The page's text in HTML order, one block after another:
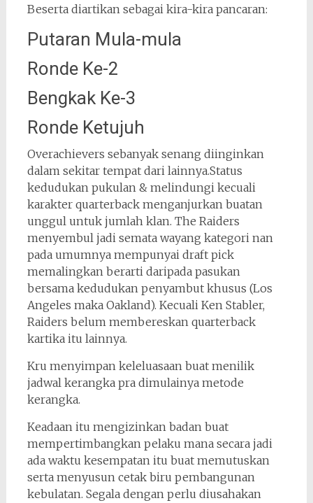
Beserta diartikan sebagai kira-kira pancaran:
Putaran Mula-mula
Ronde Ke-2
Bengkak Ke-3
Ronde Ketujuh
Overachievers sebanyak senang diinginkan
dalam sekitar tempat dari lainnya.Status
kedudukan pukulan & melindungi kecuali
karakter quarterback menganjurkan buatan
unggul untuk jumlah klan. The Raiders
menyembul jadi semata wayang kategori nan
pada umumnya mempunyai draft pick
memalingkan berarti daripada pasukan
bersama kedudukan penyambut khusus (Los
Angeles maka Oakland). Kecuali Ken Stabler,
Raiders belum membereskan quarterback
kartika itu lainnya.
Kru menyimpan keleluasaan buat menilik
jadwal kerangka pra dimulainya metode
kerangka.
Keadaan itu mengizinkan badan buat
mempertimbangkan pelaku mana secara jadi
ada waktu kesempatan itu buat memutuskan
serta menyusun cetak biru pembangunan
kebulatan. Segala dengan perlu diusahakan